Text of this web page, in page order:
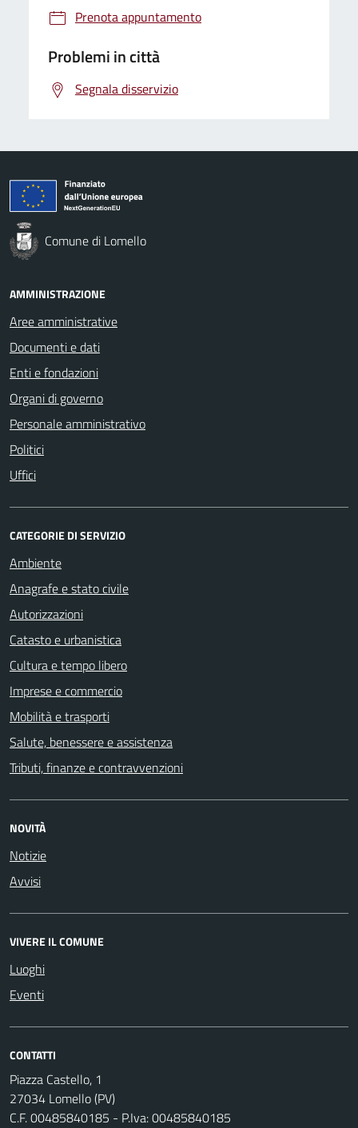
Prenota appuntamento
Problemi in città
Segnala disservizio
Comune di Lomello
AMMINISTRAZIONE
Aree amministrative
Documenti e dati
Enti e fondazioni
Organi di governo
Personale amministrativo
Politici
Uffici
CATEGORIE DI SERVIZIO
Ambiente
Anagrafe e stato civile
Autorizzazioni
Catasto e urbanistica
Cultura e tempo libero
Imprese e commercio
Mobilità e trasporti
Salute, benessere e assistenza
Tributi, finanze e contravvenzioni
NOVITÀ
Notizie
Avvisi
VIVERE IL COMUNE
Luoghi
Eventi
CONTATTI
Piazza Castello, 1
27034 Lomello (PV)
C.F. 00485840185 - P.Iva: 00485840185